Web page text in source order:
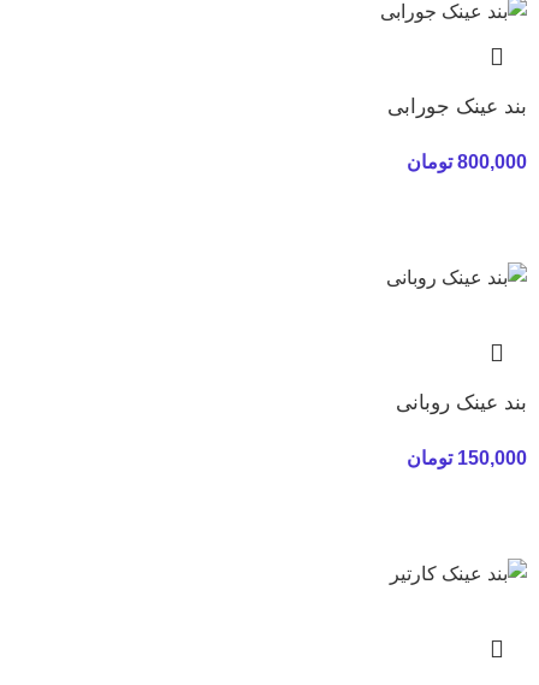
بند عینک جورابی
800,000 تومان
بند عینک روبانی
150,000 تومان